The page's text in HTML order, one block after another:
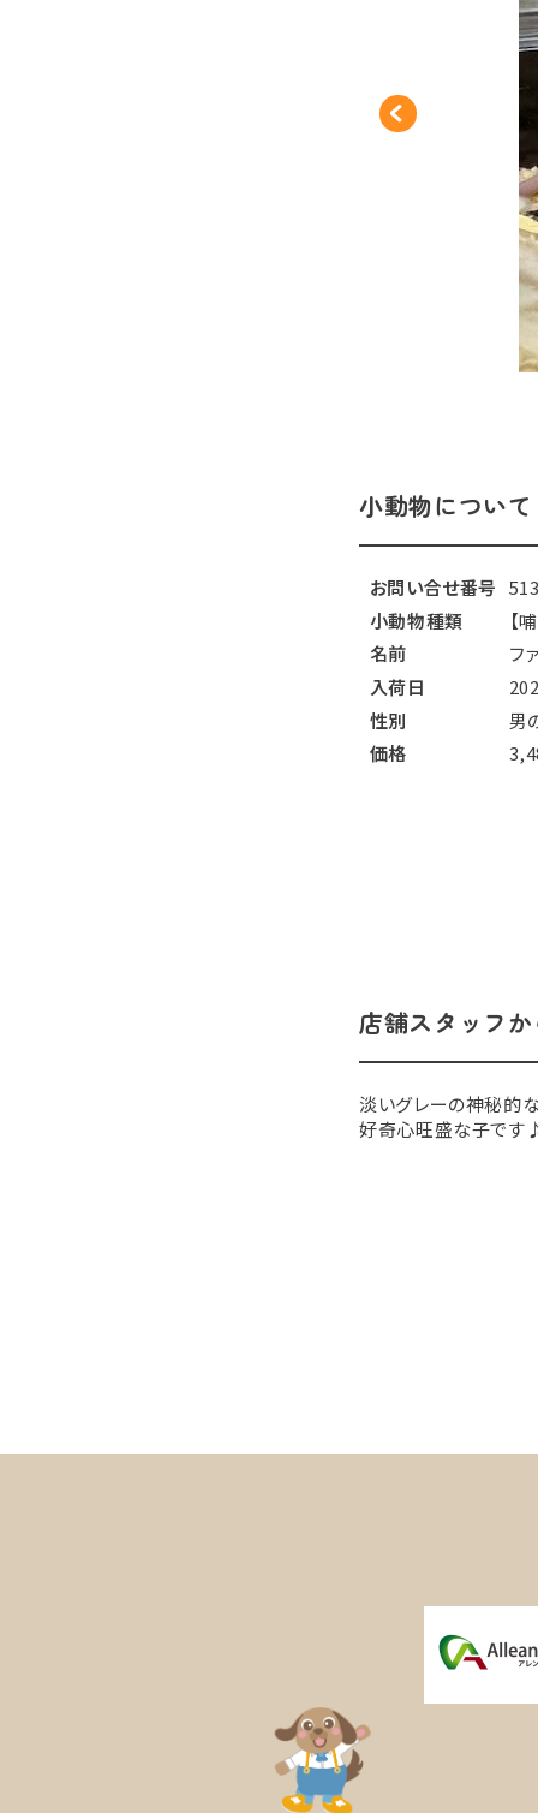
小動物について
お問い合せ番号
小動物種類
【
名前
フ
入荷日
性別
男
価格
店舗スタッフ
淡いグレーの神秘的
好奇心旺盛な子です